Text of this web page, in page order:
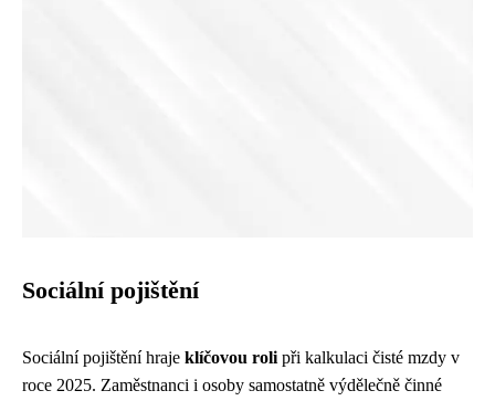
Sociální pojištění
Sociální pojištění hraje klíčovou roli při kalkulaci čisté mzdy v
roce 2025. Zaměstnanci i osoby samostatně výdělečně činné